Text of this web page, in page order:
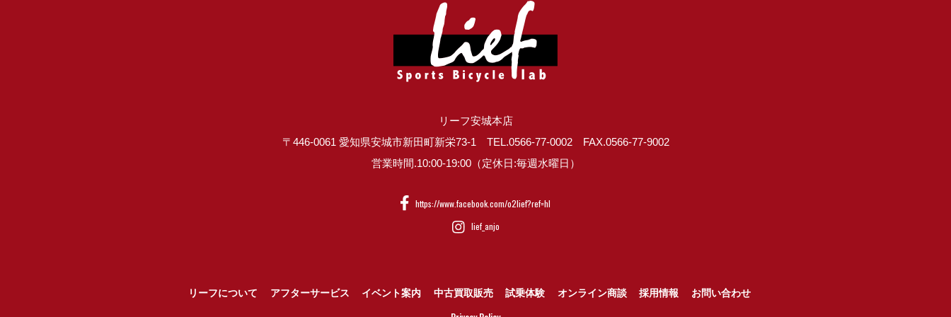
リーフ安城本店
〒446-0061 愛知県安城市新田町新栄73-1 TEL.0566-77-0002 FAX.0566-77-9002
営業時間.10:00-19:00（定休日:毎週水曜日）
https://www.facebook.com/o2lief?ref=hl
lief_anjo
リーフについて アフターサービス イベント案内 中古買取販売 試乗体験 オンライン商談 採用情報 お問い合わせ